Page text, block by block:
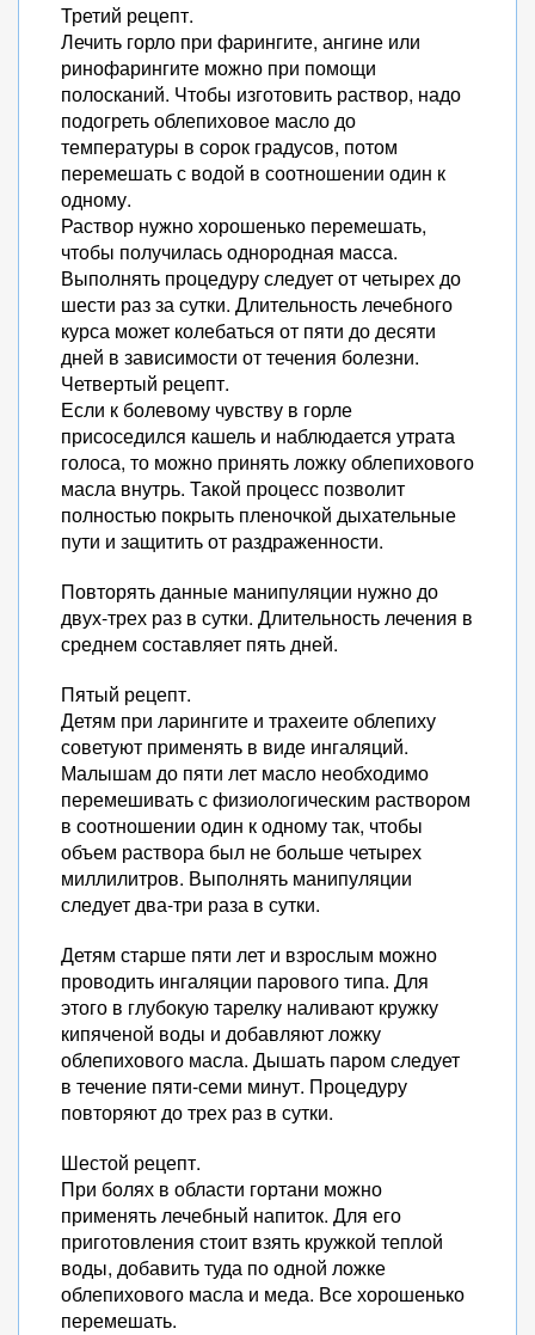
Третий рецепт.
Лечить горло при фарингите, ангине или
ринофарингите можно при помощи
полосканий. Чтобы изготовить раствор, надо
подогреть облепиховое масло до
температуры в сорок градусов, потом
перемешать с водой в соотношении один к
одному.
Раствор нужно хорошенько перемешать,
чтобы получилась однородная масса.
Выполнять процедуру следует от четырех до
шести раз за сутки. Длительность лечебного
курса может колебаться от пяти до десяти
дней в зависимости от течения болезни.
Четвертый рецепт.
Если к болевому чувству в горле
присоседился кашель и наблюдается утрата
голоса, то можно принять ложку облепихового
масла внутрь. Такой процесс позволит
полностью покрыть пленочкой дыхательные
пути и защитить от раздраженности.
Повторять данные манипуляции нужно до
двух-трех раз в сутки. Длительность лечения в
среднем составляет пять дней.
Пятый рецепт.
Детям при ларингите и трахеите облепиху
советуют применять в виде ингаляций.
Малышам до пяти лет масло необходимо
перемешивать с физиологическим раствором
в соотношении один к одному так, чтобы
объем раствора был не больше четырех
миллилитров. Выполнять манипуляции
следует два-три раза в сутки.
Детям старше пяти лет и взрослым можно
проводить ингаляции парового типа. Для
этого в глубокую тарелку наливают кружку
кипяченой воды и добавляют ложку
облепихового масла. Дышать паром следует
в течение пяти-семи минут. Процедуру
повторяют до трех раз в сутки.
Шестой рецепт.
При болях в области гортани можно
применять лечебный напиток. Для его
приготовления стоит взять кружкой теплой
воды, добавить туда по одной ложке
облепихового масла и меда. Все хорошенько
перемешать.